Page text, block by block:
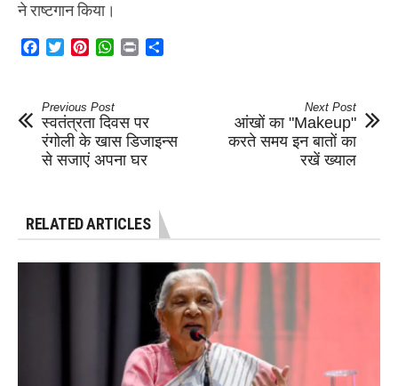
ने राष्टगान किया।
Facebook
TwitterPinterestWhatsApp
Print
Previous Post
स्वतंत्रता दिवस पर
रंगोली के खास डिजाइन्स
से सजाएं अपना घर
Next Post
आंखों का "Makeup"
करते समय इन बातों का
रखें ख्याल
RELATED ARTICLES